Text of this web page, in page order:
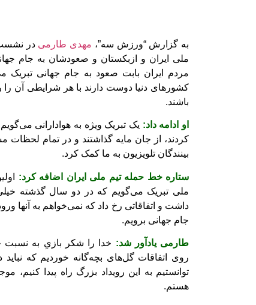
به گزارش “ورزش سه”، مهدی طارمی در نشست
مردم ایران بابت صعود به جام جهانی
کشورهای دنیا دوست دارند با هر شرایطی آن را
باشند.
او ادامه داد: یک تبریک ویژه به هوادارانی
کردند، از جان مایه گذاشتند و در تمام لحظات
بینندگان تلویزیون به ما کمک کرد.
ستاره خط حمله تیم ملی ایران اضافه کرد:
ملی تبریک می‌گویم که در دو سال گذشته
داشت و اتفاقاتی رخ داد که نمی‌خواهم به آنها
جام جهانی برویم.
طارمی یادآور شد: خدا را شکر بازیِ به
روی اتفاقات گل‌های بچه‌گانه خوردیم که نباید
توانستیم به این رویداد بزرگ راه پیدا
هستم.